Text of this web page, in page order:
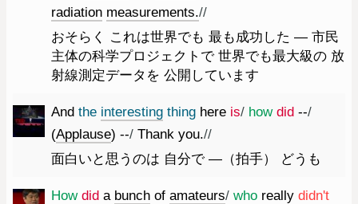
radiation measurements.//
おそらく これは世界でも 最も成功した ― 市民
主体の科学プロジェクトで 世界でも最大級の 放
射線測定データを 公開しています
And the interesting thing here is/ how did --/
(Applause) --/ Thank you.//
面白いと思うのは 自分で ―（拍手） どうも
How did a bunch of amateurs/ who really didn't